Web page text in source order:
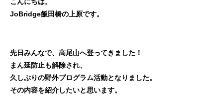
利用者の声
JoBridge飯田橋の上原です。
先日みんなで、高尾山へ登ってきました！
まん延防止も解除され、
久しぶりの野外プログラム活動となりました。
その内容を紹介したいと思います。